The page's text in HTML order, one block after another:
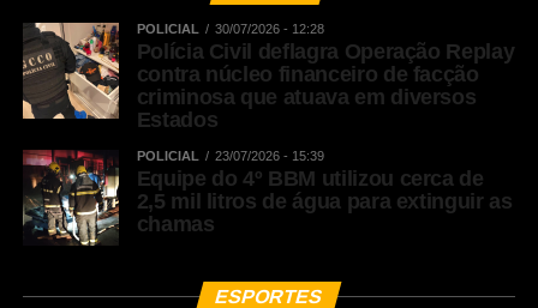
POLICIAL 30/07/2026 - 12:28
Polícia Civil deflagra Operação Replay
contra núcleo financeiro de facção
criminosa que atuava em diversos
Estados
POLICIAL 23/07/2026 - 15:39
Equipe do 4º BBM utilizou cerca de
2,5 mil litros de água para extinguir as
chamas
ESPORTES